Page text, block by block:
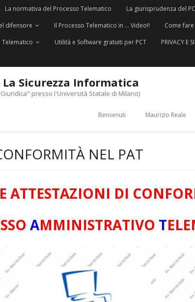
La normativa del Processo Telematico
La giurisprudenza del
difensore Il Processo Telematico in … Video!!
Come
Utilità e Software gratuiti per PCT
PRIVACY E
Sicurezza Informatica
presso l'Università Statale di Milano)
Benvenuti Maurizio Reale
NEL PAT
ATTESTAZIONI DI
AMMINISTRATIVO T